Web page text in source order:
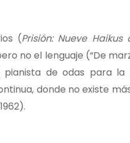
(Prisión: Nueve
no el lenguaje (“De
pianista de odas para la
donde no existe